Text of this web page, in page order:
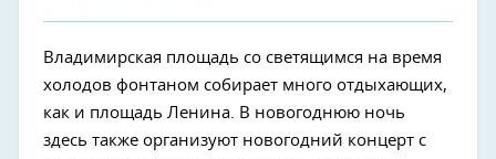
Владимирская площадь со светящимся на время
холодов фонтаном собирает много отдыхающих,
как и площадь Ленина. В новогоднюю ночь
здесь также организуют новогодний концерт с